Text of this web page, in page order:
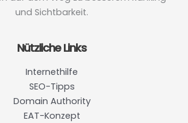
und Sichtbarkeit.
Nützliche Links
Internethilfe
SEO-Tipps
Domain Authority
EAT-Konzept